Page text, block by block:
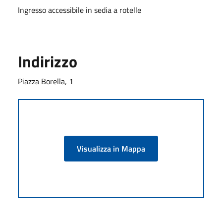
Ingresso accessibile in sedia a rotelle
Indirizzo
Piazza Borella, 1
Visualizza in Mappa